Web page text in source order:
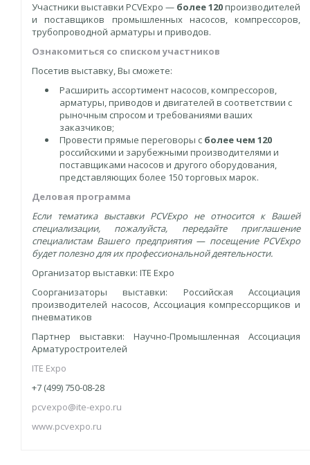
Участники выставки PCVExpo — более 120производителей
и поставщиков промышленных насосов, компрессоров,
трубопроводной арматуры и приводов.
Ознакомиться со списком участников
Посетив выставку, Вы сможете:
Расширить ассортимент насосов, компрессоров,
арматуры, приводов и двигателей в соответствии с
рыночным спросом и требованиями ваших
заказчиков;
Провести прямые переговоры с более чем 120
российскими и зарубежными производителями и
поставщиками насосов и другого оборудования,
представляющих более 150 торговых марок.
Деловая программа
Если тематика выставки PCVExpo не относится к Вашей
специализации, пожалуйста, передайте приглашение
специалистам Вашего предприятия — посещение PCVExpo
будет полезно для их профессиональной деятельности.
Организатор выставки: ITE Expo
Соорганизаторы выставки: Российская Ассоциация
производителей насосов, Ассоциация компрессорщиков и
пневматиков
Партнер выставки: Научно-Промышленная Ассоциация
Арматуростроителей
ITE Expo
+7 (499) 750-08-28
pcvexpo@ite-expo.ru
www.pcvexpo.ru